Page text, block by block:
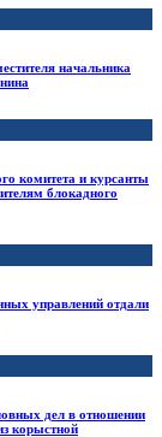
начальника
комитета и курсанты
блокадного
управлений отдали
дел в отношении
корыстной